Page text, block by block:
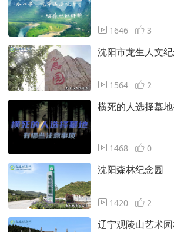
1646 3
沈阳市龙生人文
1564 2
横死的人选择墓
1468 0
沈阳森林纪念园
1420 2
辽宁观陵山艺术